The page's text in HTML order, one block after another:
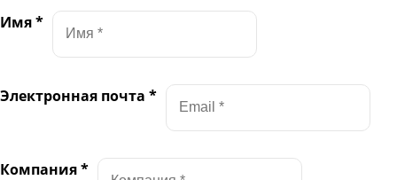
Имя*
Электронная почта *
Компания*